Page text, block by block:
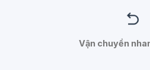
Vận chuyển